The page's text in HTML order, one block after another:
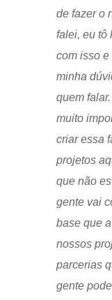
de fazer o
falei, eu tô
com isso e
minha
quem
muito
criar essa
projetos
que não
gente vai
base que
nossos
parcerias
gente